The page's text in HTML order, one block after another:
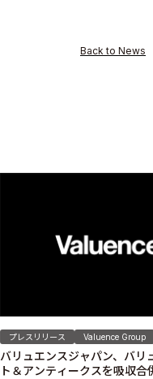
Back to News
プレスリリース Valuence Group
バリュエンスジャパン、バリ
ト＆アンティークスを吸収合